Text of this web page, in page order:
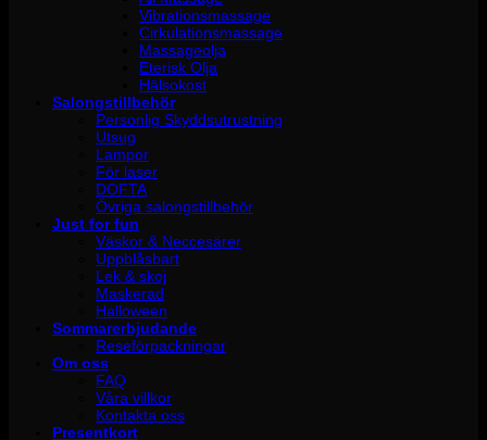
Vibrationsmassage
Cirkulationsmassage
Massageolja
Eterisk Olja
Hälsokost
Salongstillbehör
Personlig Skyddsutrustning
Utsug
Lampor
För laser
DOFTA
Övriga salongstillbehör
Just for fun
Väskor & Neccesärer
Uppblåsbart
Lek & skoj
Maskerad
Halloween
Sommarerbjudande
Reseförpackningar
Om oss
FAQ
Våra villkor
Kontakta oss
Presentkort